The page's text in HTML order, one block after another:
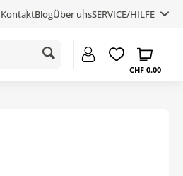
KontaktBlogÜber unsSERVICE/HILFE
CHF 0.00